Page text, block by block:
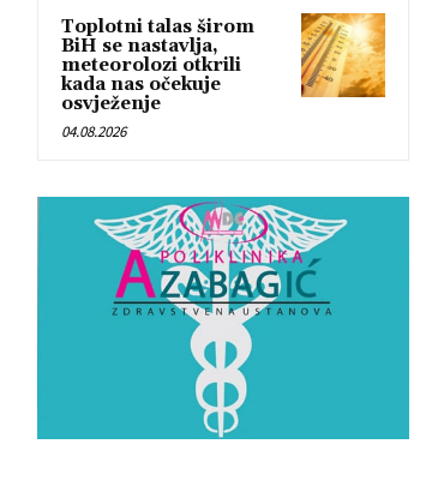
Toplotni talas širom
BiH se nastavlja,
meteorolozi otkrili
kada nas očekuje
osvježenje
04.08.2026